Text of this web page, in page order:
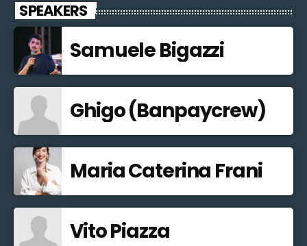
SPEAKERS
Samuele Bigazzi
Ghigo (Banpaycrew)
Maria Caterina Frani
Vito Piazza